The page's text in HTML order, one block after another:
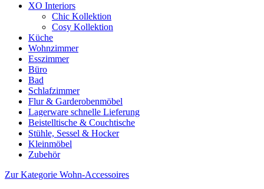
XO Interiors
Chic Kollektion
Cosy Kollektion
Küche
Wohnzimmer
Esszimmer
Büro
Bad
Schlafzimmer
Flur & Garderobenmöbel
Lagerware schnelle Lieferung
Beistelltische & Couchtische
Stühle, Sessel & Hocker
Kleinmöbel
Zubehör
Zur Kategorie Wohn-Accessoires